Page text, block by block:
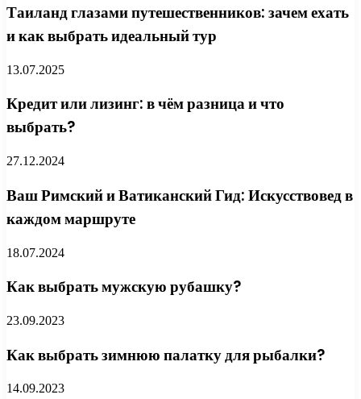
Таиланд глазами путешественников: зачем ехать
и как выбрать идеальный тур
13.07.2025
Кредит или лизинг: в чём разница и что
выбрать?
27.12.2024
Ваш Римский и Ватиканский Гид: Искусствовед в
каждом маршруте
18.07.2024
Как выбрать мужскую рубашку?
23.09.2023
Как выбрать зимнюю палатку для рыбалки?
14.09.2023